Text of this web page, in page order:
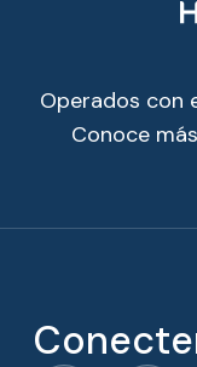
Operados con
Conoce